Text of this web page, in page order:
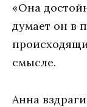
«Она
думает он в
смысле.
Анна